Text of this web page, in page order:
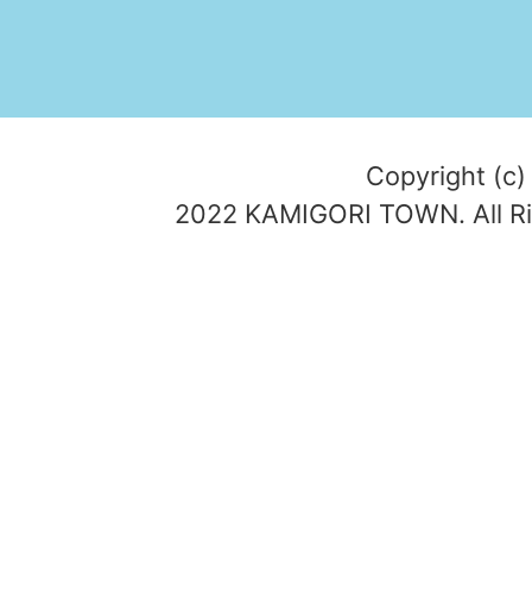
Copyright (c)
2022 KAMIGORI TOWN. All